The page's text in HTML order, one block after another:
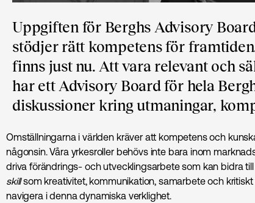
Uppgiften för Berghs Advisory
stödjer rätt kompetens för
finns just nu. Att vara relevant och
har ett Advisory Board för hela
diskussioner kring utmaningar,
Omställningarna i världen kräver att kompetens och
någonsin. Våra yrkesroller behövs inte bara inom
driva förändrings- och utvecklingsarbete som kan bidra
skillsom kreativitet, kommunikation, samarbete och
navigera i denna dynamiska verklighet.